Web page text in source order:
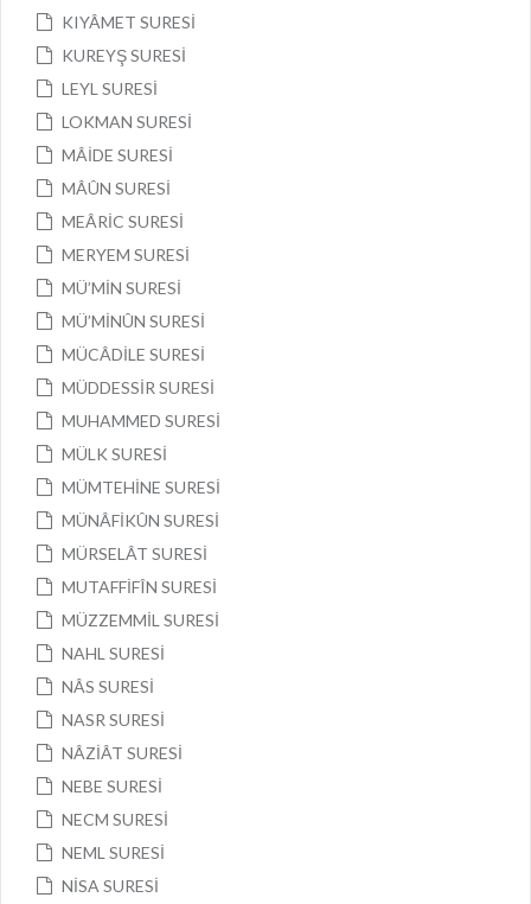
KIYÂMET SURESİ
KUREYŞ SURESİ
LEYL SURESİ
LOKMAN SURESİ
MÂİDE SURESİ
MÂÛN SURESİ
MEÂRİC SURESİ
MERYEM SURESİ
MÜ’MİN SURESİ
MÜ’MİNÛN SURESİ
MÜCÂDİLE SURESİ
MÜDDESSİR SURESİ
MUHAMMED SURESİ
MÜLK SURESİ
MÜMTEHİNE SURESİ
MÜNÂFİKÛN SURESİ
MÜRSELÂT SURESİ
MUTAFFİFÎN SURESİ
MÜZZEMMİL SURESİ
NAHL SURESİ
NÂS SURESİ
NASR SURESİ
NÂZİÂT SURESİ
NEBE SURESİ
NECM SURESİ
NEML SURESİ
NİSA SURESİ